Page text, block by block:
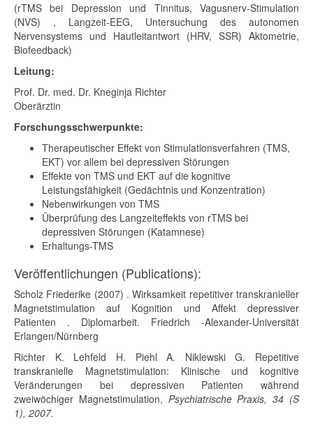
(rTMS bei Depression und Tinnitus, Vagusnerv-Stimulation
(NVS) , Langzeit-EEG, Untersuchung des autonomen
Nervensystems und Hautleitantwort (HRV, SSR) Aktometrie,
Biofeedback)
Leitung:
Prof. Dr. med. Dr. Kneginja Richter
Oberärztin
Forschungsschwerpunkte:
Therapeutischer Effekt von Stimulationsverfahren (TMS,
EKT) vor allem bei depressiven Störungen
Effekte von TMS und EKT auf die kognitive
Leistungsfähigkeit (Gedächtnis und Konzentration)
Nebenwirkungen von TMS
Überprüfung des Langzeiteffekts von rTMS bei
depressiven Störungen (Katamnese)
Erhaltungs-TMS
Veröffentlichungen (Publications):
Scholz Friederike (2007) . Wirksamkeit repetitiver transkranieller
Magnetstimulation auf Kognition und Affekt depressiver
Patienten . Diplomarbeit. Friedrich -Alexander-Universität
Erlangen/Nürnberg
Richter K. Lehfeld H. Piehl A. Niklewski G. Repetitive
transkranielle Magnetstimulation: Klinische und kognitive
Veränderungen bei depressiven Patienten während
zweiwöchiger Magnetstimulation, Psychiatrische Praxis, 34 (S
1), 2007.